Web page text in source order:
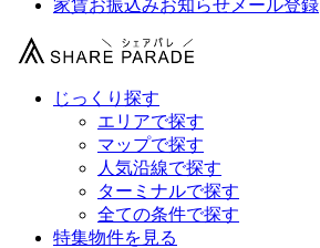
家賃お振込みお知らせメール登録
じっくり探す
エリアで探す
マップで探す
人気沿線で探す
ターミナルで探す
全ての条件で探す
特集物件を見る